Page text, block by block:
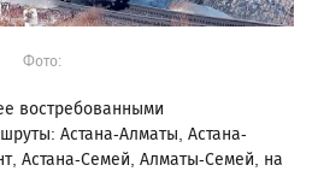
Фото:
востребованными
Астана-Алматы, Астана-
Астана-Семей, Алматы-Семей, на